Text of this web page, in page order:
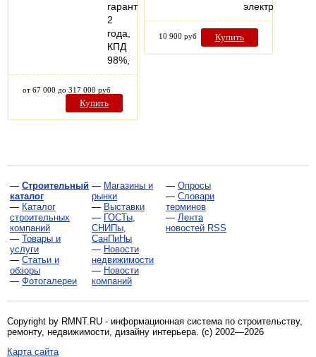
гарантия
2
года,
КПД
98%,
от 67 000 до 317 000 руб
Купить
10 900 руб Купить
— Строительный
каталог
— Каталог
строительных
компаний
— Товары и
услуги
— Статьи и
обзоры
— Фотогалереи
— Магазины и
рынки
— Выставки
— ГОСТы,
СНИПы,
СанПиНы
— Новости
недвижимости
— Новости
компаний
— Опросы
— Словари
терминов
— Лента
новостей RSS
Copyright by RMNT.RU - информационная система по строительству,
ремонту, недвижимости, дизайну интерьера. (c) 2002—2026
Карта сайта